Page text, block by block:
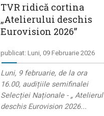
TVR ridică cortina
„Atelierului deschis
Eurovision 2026”
publicat: Luni, 09 Februarie 2026
Luni, 9 februarie, de la ora
16.00, audițiile semifinalei
Selecției Naționale - „ Atelierul
deschis Eurovision 2026...